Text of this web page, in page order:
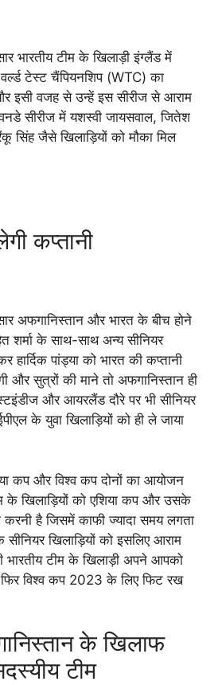
भारतीय टीम के खिलाड़ी इंग्लैंड में
टेस्ट चैंपियनशिप (WTC) का
इसी वजह से उन्हें इस सीरीज से आराम
सीरीज में यशस्वी जायसवाल, जितेश
सिंह जैसे खिलाड़ियों को मौका मिल
कप्तानी
अफगानिस्तान और भारत के बीच होने
शर्मा के साथ-साथ अन्य सीनियर
हार्दिक पांड्या को भारत की कप्तानी
और सुत्रों की माने तो अफगानिस्तान ही
और आयरलैंड दौरे पर भी सीनियर
के युवा खिलाड़ियों को ही ले जाया
कप और विश्व कप दोनों का आयोजन
के खिलाड़ियों को एशिया कप और उसके
करनी है जिसमें काफी ज्यादा समय लगता
खिलाड़ियों को इसलिए आराम
भारतीय टीम के खिलाड़ी अपने आपको
विश्व कप 2023 के लिए फिट रख
के खिलाफ
टीम